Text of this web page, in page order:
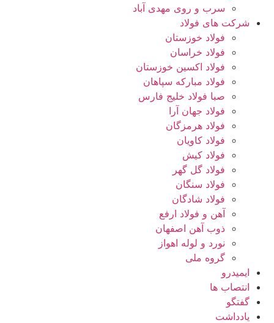
سرب و روی مهدی آباد
شرکت های فولاد
فولاد خوزستان
فولاد خراسان
فولاد اکسین خوزستان
فولاد مبارکه سپاهان
صبا فولاد خلیج فارس
فولاد جهان آرا
فولاد هرمزگان
فولاد کاویان
فولاد کیش
فولاد گل گهر
فولاد سنگان
فولاد شادگان
آهن و فولاد ارفع
ذوب آهن اصفهان
نورد و لوله اهواز
گروه ملی
ایمیدرو
انتصاب ها
گفتگو
یادداشت